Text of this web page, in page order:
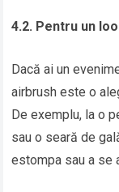
4.2. Pentru un
Dacă ai un
airbrush este o
De exemplu, la o
sau o seară de
estompa sau a se